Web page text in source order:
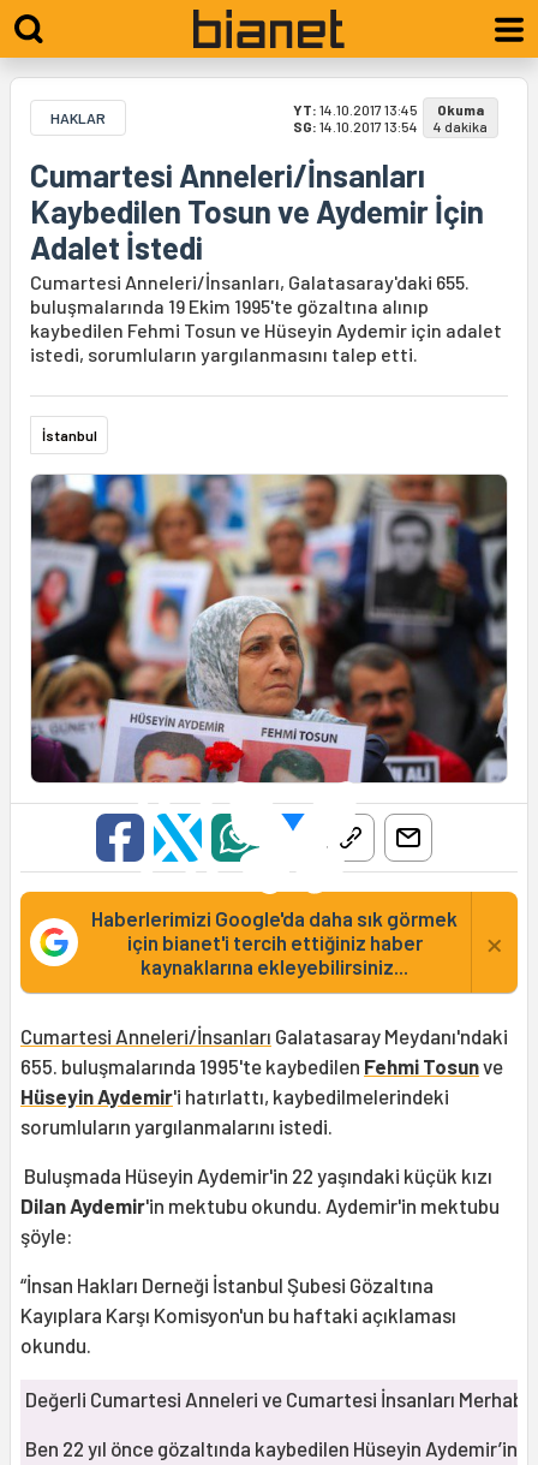
HAKLAR YT: 14.10.2017 13:45
SG: 14.10.2017 13:54
Okuma
4 dakika
Cumartesi Anneleri/İnsanları
Kaybedilen Tosun ve Aydemir İçin
Adalet İstedi
Cumartesi Anneleri/İnsanları, Galatasaray'daki 655.
buluşmalarında 19 Ekim 1995'te gözaltına alınıp
kaybedilen Fehmi Tosun ve Hüseyin Aydemir için adalet
istedi, sorumluların yargılanmasını talep etti.
İstanbul
Haberlerimizi Google'da daha sık görmek
için bianet'i tercih ettiğiniz haber
kaynaklarına ekleyebilirsiniz...
×
Cumartesi Anneleri/İnsanları Galatasaray Meydanı'ndaki
655. buluşmalarında 1995'te kaybedilen Fehmi Tosunve
Hüseyin Aydemir'i hatırlattı, kaybedilmelerindeki
sorumluların yargılanmalarını istedi.
Buluşmada Hüseyin Aydemir'in 22 yaşındaki küçük kızı
Dilan Aydemir'in mektubu okundu. Aydemir'in mektubu
şöyle:
“İnsan Hakları Derneği İstanbul Şubesi Gözaltına
Kayıplara Karşı Komisyon'un bu haftaki açıklaması
okundu.
Değerli Cumartesi Anneleri ve Cumartesi İnsanları Merhaba
Ben 22 yıl önce gözaltında kaybedilen Hüseyin Aydemir’in